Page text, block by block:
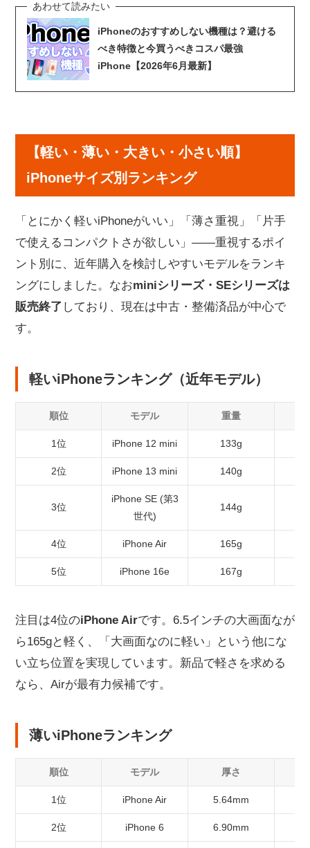
iPhoneのおすすめしない機種は？避ける
べき特徴と今買うべきコスパ最強
iPhone【2026年6月最新】
【軽い・薄い・大きい・小さい順】
iPhoneサイズ別ランキング
「とにかく軽いiPhoneがいい」「薄さ重視」「片手
で使えるコンパクトさが欲しい」——重視するポイ
ント別に、近年購入を検討しやすいモデルをランキ
ングにしました。なおminiシリーズ・SEシリーズは
販売終了 しており、現在は中古・整備済品が中心で
す。
軽いiPhoneランキング（近年モデル）
順位 モデル 重量
1位 iPhone 12 mini 133g
2位 iPhone 13 mini 140g
3位
iPhone SE (第3
世代)
144g
4位 iPhone Air 165g
5位 iPhone 16e 167g
注目は4位のiPhone Airです。6.5インチの大画面なが
ら165gと軽く、「大画面なのに軽い」という他にな
い立ち位置を実現しています。新品で軽さを求める
なら、Airが最有力候補です。
薄いiPhoneランキング
順位 モデル 厚さ
1位 iPhone Air 5.64mm
2位 iPhone 6 6.90mm